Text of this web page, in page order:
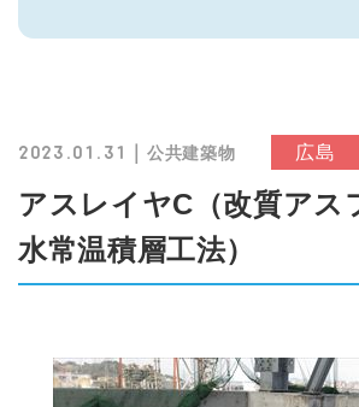
2023.01.31 ｜公共建築物 広島
アスレイヤC（改質アス
水常温積層工法）